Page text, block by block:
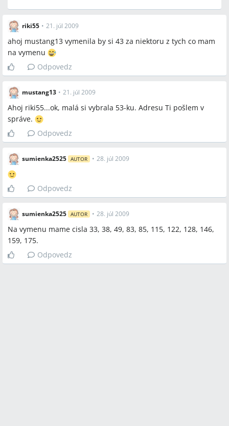
riki55 • 21. júl 2009
ahoj mustang13 vymenila by si 43 za niektoru z tych co mam
na vymenu
Odpovedz
mustang13 • 21. júl 2009
Ahoj riki55...ok, malá si vybrala 53-ku. Adresu Ti pošlem v
správe.
Odpovedz
sumienka2525 AUTOR • 28. júl 2009
Odpovedz
sumienka2525 AUTOR • 28. júl 2009
Na vymenu mame cisla 33, 38, 49, 83, 85, 115, 122, 128, 146,
159, 175.
Odpovedz